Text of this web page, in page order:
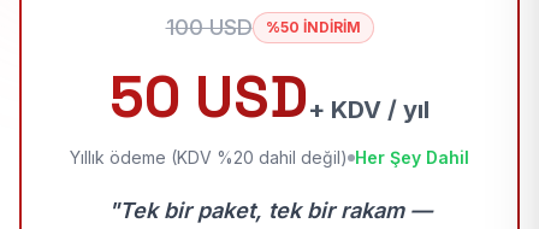
100 USD %50 İNDİRİM
50 USD+ KDV / yıl
Yıllık ödeme (KDV %20 dahil değil) Her Şey Dahil
"Tek bir paket, tek bir rakam —